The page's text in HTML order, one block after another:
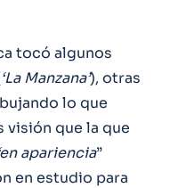
tocó algunos
‘La Manzana’), otras
lo que
visión que la que
apariencia”
en estudio para